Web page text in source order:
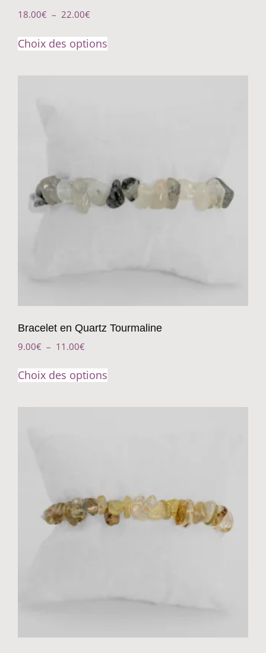
18.00€ – 22.00€
Choix des options
Bracelet en Quartz Tourmaline
9.00€ – 11.00€
Choix des options